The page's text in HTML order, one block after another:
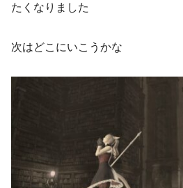
たくなりました
次はどこにいこうかな